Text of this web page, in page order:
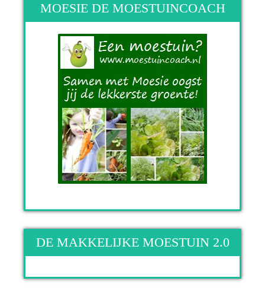
MOESIE DE MOESTUINCOACH
DE MAKKELIJKE MOESTUIN 2.0